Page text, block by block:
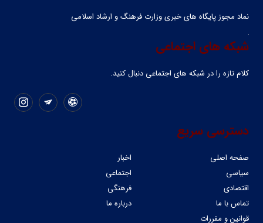
نماد مجوز پایگاه های خبری وزارت فرهنگ و ارشاد اسلامی
شبکه های اجتماعی
کلام تازه را در شبکه ‌های اجتماعی دنبال کنید.
دسترسی سریع
صفحه اصلی
اخبار
سیاسی
اجتماعی
اقتصادی
فرهنگی
تماس با ما
درباره ما
قوانین و مقررات